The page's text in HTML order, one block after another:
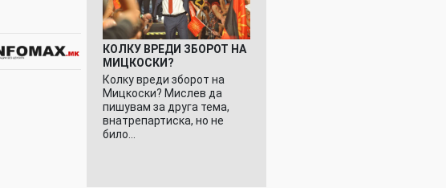
КОЛКУ ВРЕДИ ЗБОРОТ НА
МИЦКОСКИ?
Колку вреди зборот на
Мицкоски? Мислев да
пишувам за друга тема,
внатрепартиска, но не
било…